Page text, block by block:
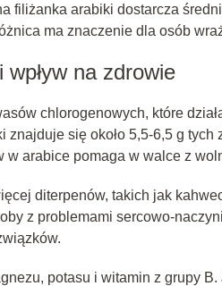
filiżanka arabiki dostarcza
ma znaczenie dla osób
wpływ na zdrowie
chlorogenowych, które
znajduje się około 5,5-6,5 g
w arabice pomaga w walce z
diterpenów, takich jak
z problemami sercowo-
potasu i witamin z grupy